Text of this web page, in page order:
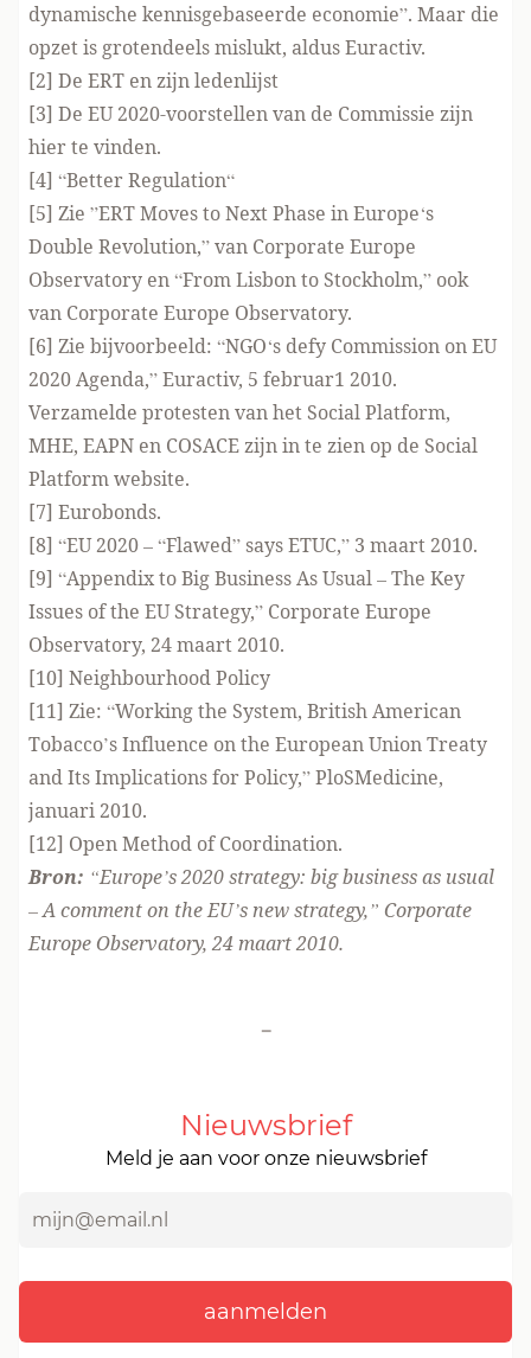
dynamische kennisgebaseerde economie”. Maar die
opzet is grotendeels mislukt, aldusEuractiv.
[2] De ERT en zijnledenlijst
[3] De EU 2020-voorstellen van de Commissie zijn
hierte vinden.
[4] “Better Regulation“
[5] Zie ”ERT Moves to Next Phase in Europe‘s
Double Revolution,” van Corporate Europe
Observatory en “From Lisbon to Stockholm,” ook
van Corporate Europe Observatory.
[6] Zie bijvoorbeeld: “NGO‘s defy Commission on EU
2020 Agenda,” Euractiv, 5 februar1 2010.
Verzamelde protesten van het Social Platform,
MHE, EAPN en COSACE zijn in te zien op de Social
Platform website.
[7] Eurobonds.
[8] “EU 2020 – “Flawed” says ETUC,” 3 maart 2010.
[9] “Appendix to Big Business As Usual – The Key
Issues of the EU Strategy,” Corporate Europe
Observatory, 24 maart 2010.
[10] Neighbourhood Policy
[11] Zie: “Working the System, British American
Tobacco’s Influence on the European Union Treaty
and Its Implications for Policy,” PloSMedicine,
januari 2010.
[12] Open Method of Coordination.
Bron: “Europe’s 2020 strategy: big business as usual
– A comment on the EU’s new strategy,” Corporate
Europe Observatory, 24 maart 2010.
-
Nieuwsbrief
Meld je aan voor onze nieuwsbrief